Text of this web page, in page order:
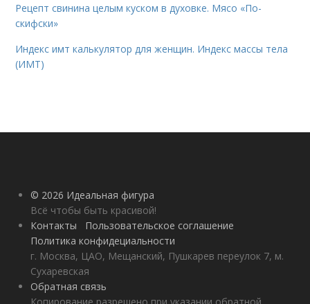
Рецепт свинина целым куском в духовке. Мясо «По-
скифски»
Индекс имт калькулятор для женщин. Индекс массы тела
(ИМТ)
© 2026 Идеальная фигура
Всё чтобы быть красивой!
Контакты
Пользовательское соглашение
Политика конфидециальности
г. Москва, ЦАО, Мещанский, Пушкарев переулок 7, м.
Сухаревская
Обратная связь
Копирование разрешено при указании обратной